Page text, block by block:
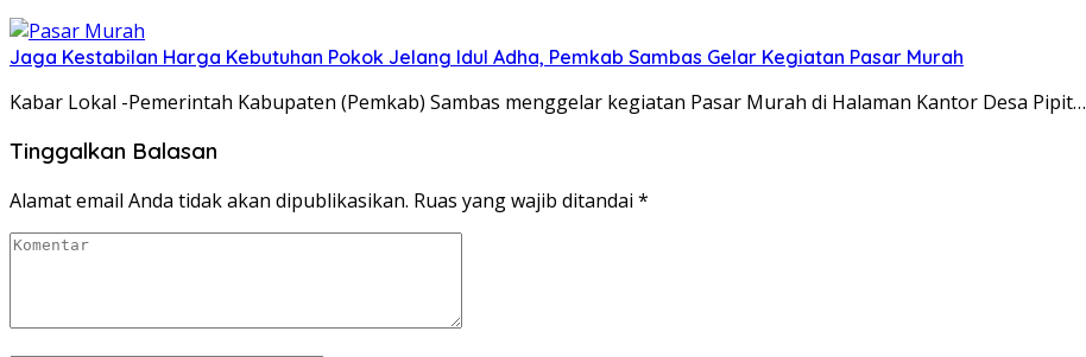
Jaga Kestabilan Harga Kebutuhan Pokok Jelang Idul Adha, Pemkab Sambas Gelar Kegiatan Pasar Murah
Kabar Lokal -Pemerintah Kabupaten (Pemkab) Sambas menggelar kegiatan Pasar Murah di Halaman Kantor Desa Pipit…
Tinggalkan Balasan
Alamat email Anda tidak akan dipublikasikan. Ruas yang wajib ditandai *